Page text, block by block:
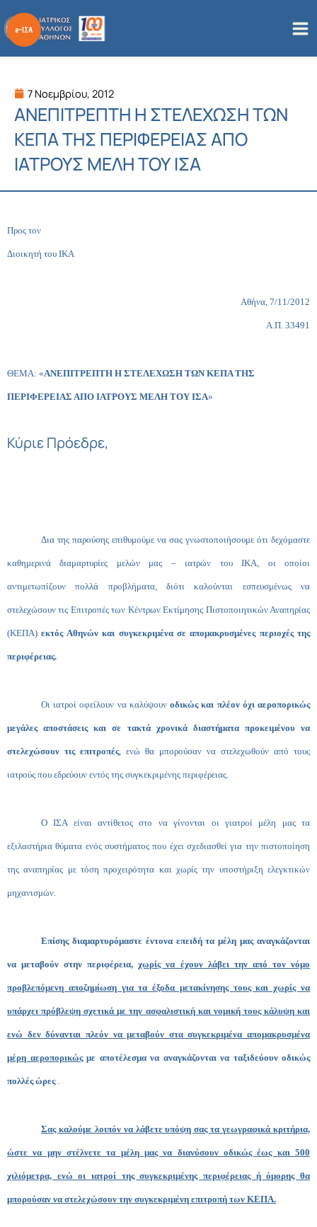
στο
περιεχόμενο
7 Νοεμβρίου, 2012
ΑΝΕΠΙΤΡΕΠΤΗ Η ΣΤΕΛΕΧΩΣΗ ΤΩΝ
ΚΕΠΑ ΤΗΣ ΠΕΡΙΦΕΡΕΙΑΣ ΑΠΟ
ΙΑΤΡΟΥΣ ΜΕΛΗ ΤΟΥ ΙΣΑ
Προς τον
Διοικητή του ΙΚΑ
Αθήνα, 7/11/2012
Α.Π. 33491
ΘΕΜΑ: «ΑΝΕΠΙΤΡΕΠΤΗ Η ΣΤΕΛΕΧΩΣΗ ΤΩΝ ΚΕΠΑ ΤΗΣ
ΠΕΡΙΦΕΡΕΙΑΣ ΑΠΟ ΙΑΤΡΟΥΣ ΜΕΛΗ ΤΟΥ ΙΣΑ»
Κύριε Πρόεδρε,
Δια της παρούσης επιθυμούμε να σας γνωστοποιήσουμε ότι δεχόμαστε
καθημερινά διαμαρτυρίες μελών μας – ιατρών του ΙΚΑ, οι οποίοι
αντιμετωπίζουν πολλά προβλήματα, διότι καλούνται εσπευσμένως να
στελεχώσουν τις Επιτροπές των Κέντρων Εκτίμησης Πιστοποιητικών Αναπηρίας
(ΚΕΠΑ)εκτός Αθηνών και συγκεκριμένα σε απομακρυσμένες περιοχές της
περιφέρειας.
Οι ιατροί οφείλουν να καλύψουνοδικώς και πλέον όχι αεροπορικώς
μεγάλες αποστάσεις και σε τακτά χρονικά διαστήματα προκειμένου να
στελεχώσουν τις επιτροπές, ενώ θα μπορούσαν να στελεχωθούν από τους
ιατρούς που εδρεύουν εντός της συγκεκριμένης περιφέρειας.
Ο ΙΣΑ είναι αντίθετος στο να γίνονται οι γιατροί μέλη μας τα
εξιλαστήρια θύματα ενός συστήματος που έχει σχεδιασθεί για την πιστοποίηση
της αναπηρίας με τόση προχειρότητα και χωρίς την υποστήριξη ελεγκτικών
μηχανισμών.
Επίσης διαμαρτυρόμαστε έντονα επειδή τα μέλη μας αναγκάζονται
να μεταβούν στην περιφέρεια,χωρίς να έχουν λάβει την από τον νόμο
προβλεπόμενη αποζημίωση για τα έξοδα μετακίνησης τους και χωρίς να
υπάρχει πρόβλεψη σχετικά με την ασφαλιστική και νομική τους κάλυψη και
ενώ δεν δύνανται πλεόν να μεταβούν στα συγκεκριμένα απομακρυσμένα
μέρη αεροπορικώςμε αποτέλεσμα να αναγκάζονται να ταξιδεύουν οδικώς
πολλές ώρες.
Σας καλούμε λοιπόν να λάβετε υπόψη σας τα γεωγραφικά κριτήρια,
ώστε να μην στέλνετε τα μέλη μας να διανύσουν οδικώς έως και 500
χιλιόμετρα, ενώ οι ιατροί της συγκεκριμένης περιφέρειας ή όμορης θα
μπορούσαν να στελεχώσουν την συγκεκριμένη επιτροπή των ΚΕΠΑ.